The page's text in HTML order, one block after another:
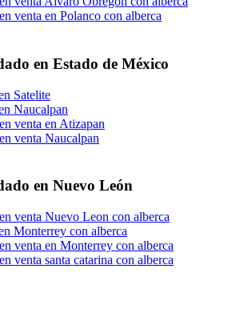
venta en Polanco con alberca
en Estado de México
Satelite
Naucalpan
venta en Atizapan
venta Naucalpan
en Nuevo León
venta Nuevo Leon con alberca
Monterrey con alberca
venta en Monterrey con alberca
venta santa catarina con alberca